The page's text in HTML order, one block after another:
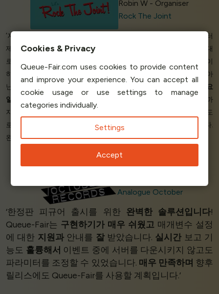
Robin W - Organiser
Rock The Joint
‘저는 모든 것이 제대로
때를 좋아합니다. 모든 것이 처음부터
제대로 작동해야 하는데, Queue-Fair는 그랬어요
저희가 원했던 대
로
작동했습니다. 지금까지 스트레스가 많았던 날에 걱정할 일이
하나 줄었으니 입장료만으로도
있는 일이었습니다. 영국이 아
닌 다른 회사에 연락했더니 전화가 폭주했지만, Queue-Fair는
토요
일에 2시간도
채 안 되는 시간 안에 첫 연락부터 전체 라이브 배포까
지 완료해 주었습니다
정신이 아찔할 정도로
정도
로 감명 받았습니다. 소셜 미디어 상호 작용이
증가했습니다.
완벽합니다. 훌륭해요. 이걸 개발한 사람은천재예요!’
Analogue October
‘한정판 피규어 출시를 위한 완벽한 솔루션입니다!
Queue-Fair는 구현하기가 매우 쉬웠고 매개변수 설정
에 대한 지원과안내를 잘받았습니다. 실시간 보고 기
능도 훌륭해서 이벤트 중에 서버를 다운시키지 않고도
파라미터를 조정할 수 있었습니다. 매우 만족하며 향후
릴리스에도 Queue-Fair를 사용할 계획입니다.’
Cookies & Privacy
Queue-Fair.com uses cookies to provide content
and improve your experience. You can accept all
cookie usage or use settings to manage
categories individually.
Settings
Accept